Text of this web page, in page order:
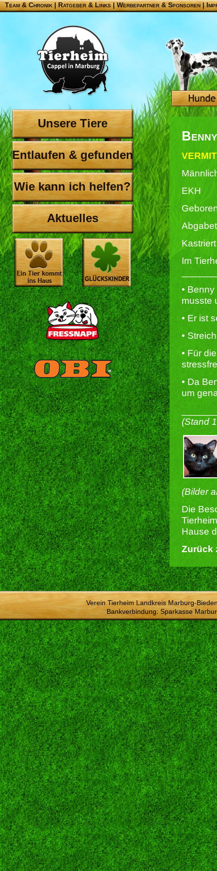
Team & Chronik |Ratgeber & Links|Werbepartner & Sponsoren|
Unsere Tiere
Entlaufen & gefunden
Wie kann ich helfen?
Aktuelles
Benny
EKH
Im
•
musste
• Er ist
•
• Für
• Da
um
(Stand
(Bilder
Die
Hause
Zurück
Verein Tierheim Landkreis Marburg-
Bankverbindung: Sparkasse